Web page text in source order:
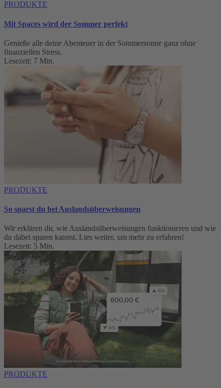
PRODUKTE
Mit Spaces wird der Sommer perfekt
Genieße alle deine Abenteuer in der Sommersonne ganz ohne
finanziellen Stress.
Lesezeit: 7 Min.
PRODUKTE
So sparst du bei Auslandsüberweisungen
Wir erklären dir, wie Auslandsüberweisungen funktionieren und wie
du dabei sparen kannst. Lies weiter, um mehr zu erfahren!
Lesezeit: 5 Min.
PRODUKTE